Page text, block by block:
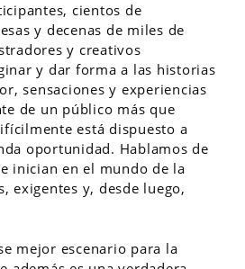
cientos de
y decenas de miles de
y creativos
y dar forma a las historias
sensaciones y experiencias
de un público más que
está dispuesto a
oportunidad. Hablamos de
inician en el mundo de la
exigentes y, desde luego,
mejor escenario para la